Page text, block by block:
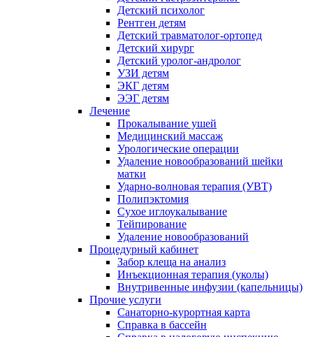
Детский психолог
Рентген детям
Детский травматолог-ортопед
Детский хирург
Детский уролог-андролог
УЗИ детям
ЭКГ детям
ЭЭГ детям
Лечение
Прокалывание ушей
Медицинский массаж
Урологические операции
Удаление новообразований шейки
матки
Ударно-волновая терапия (УВТ)
Полипэктомия
Сухое иглоукалывание
Тейпирование
Удаление новообразований
Процедурный кабинет
Забор клеща на анализ
Инъекционная терапия (уколы)
Внутривенные инфузии (капельницы)
Прочие услуги
Санаторно-курортная карта
Справка в бассейн